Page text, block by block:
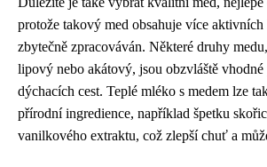
protože takový med obsahuje více aktivních
zbytečně zpracováván. Některé druhy
lipový nebo akátový, jsou obzvláště
dýchacích cest. Teplé mléko s medem lze
přírodní ingredience, například špetku
vanilkového extraktu, což zlepší chuť a